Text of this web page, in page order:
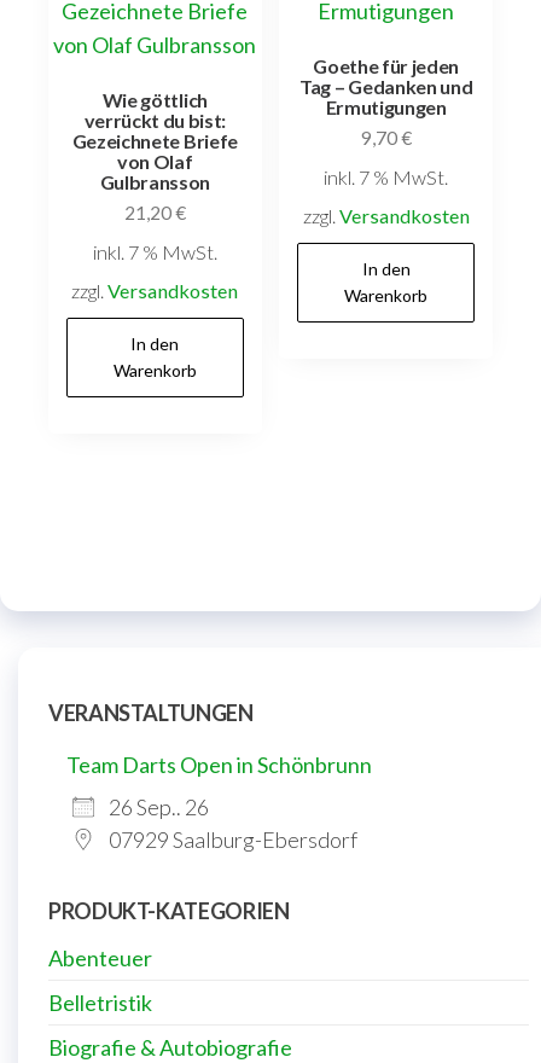
Wie göttlich
verrückt du bist:
Gezeichnete Briefe
von Olaf
Gulbransson
21,20€
inkl. 7 % MwSt.
zzgl.Versandkosten
In den
Warenkorb
Goethe für jeden
Tag – Gedanken und
Ermutigungen
9,70€
inkl. 7 % MwSt.
zzgl. Versandkosten
In den
Warenkorb
VERANSTALTUNGEN
Team Darts Open in Schönbrunn
26 Sep.. 26
07929 Saalburg-Ebersdorf
PRODUKT-KATEGORIEN
Abenteuer
Belletristik
Biografie & Autobiografie